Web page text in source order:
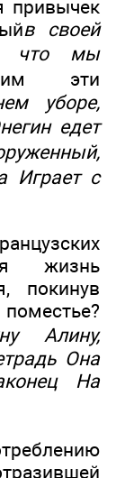
привычек
в своей
что мы
эти
уборе,
едет
Играет с
жизнь
покинув
Алину,
Она
На